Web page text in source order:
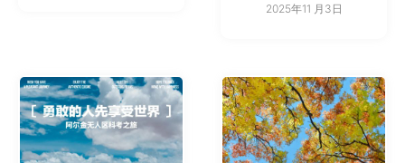
2025年11 月3日